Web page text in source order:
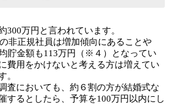
300万円と言われています。
非正規社員は増加傾向にあることや
貯金額も113万円（※４）となってい
費用をかけないと考える方は増えてい
。
査においても、約６割の方が結婚式な
するとしたら、予算を100万円以内にし